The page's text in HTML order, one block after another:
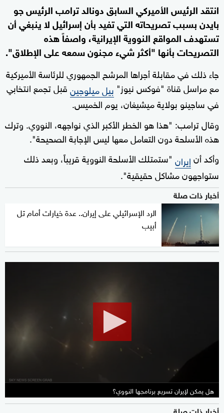
انتقد الرئيس الأميركي السابق دونالد ترامب الرئيس جو
بايدن بسبب تصريحاته التي تفيد بأن إسرائيل لا ينبغي أن
تستهدف المواقع النووية الإيرانية، واصفاً هذه
التصريحات بأنها "أكثر شيء مجنون سمعه على الإطلاق".
جاء ذلك في مقابلة أجراها المرشح الجمهوري للرئاسة الأميركية
مع مراسل قناة "فوكس نيوز" بيل ميلوجينقبل تجمع انتخابي
في ساجينو بولاية ميشيغان، يوم الخميس.
وقال ترامب: "هذا هو الخطر الأكبر الذي نواجهه، النووي. وترك
هذه الأسلحة دون التعامل معها ليس الإجابة الصحيحة".
وأكد أنإيران "ستمتلك الأسلحة النووية قريباً، وبعد ذلك
ستواجهون مشاكل حقيقية".
أخبار ذات صلة
الرد الإسرائيلي على إيران.. عدة خيارات أمام تل
أبيب
هل يمكن لإيران تسريع برنامجها النووي؟